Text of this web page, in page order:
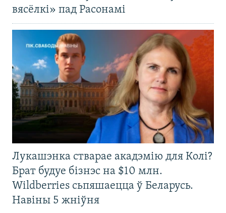
вясёлкі» пад Расонамі
Лукашэнка стварае акадэмію для Колі?
Брат будуе бізнэс на $10 млн.
Wildberries сьпяшаецца ў Беларусь.
Навіны 5 жніўня